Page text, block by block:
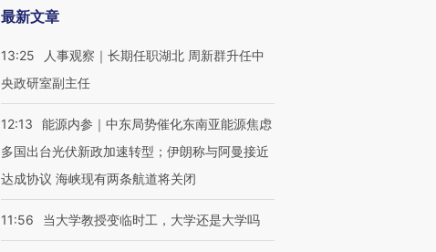
最新文章
13:25
人事观察｜长期任职湖北 周新群升任中
央政研室副主任
12:13
能源内参｜中东局势催化东南亚能源焦虑
多国出台光伏新政加速转型；伊朗称与阿曼接近
达成协议 海峡现有两条航道将关闭
11:56 当大学教授变临时工，大学还是大学吗